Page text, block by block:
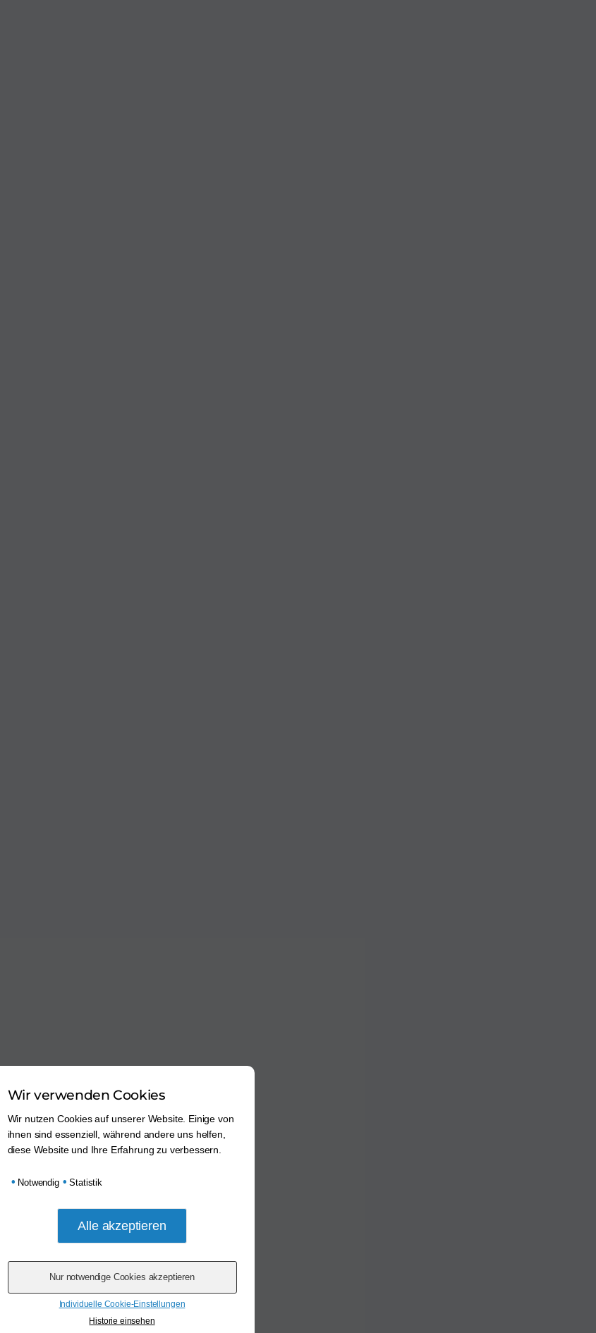
Wir verwenden Cookies
Wir nutzen Cookies auf unserer Website. Einige von
ihnen sind essenziell, während andere uns helfen,
diese Website und Ihre Erfahrung zu verbessern.
• Notwendig • Statistik
Individuelle Cookie-Einstellungen
Historie einsehen